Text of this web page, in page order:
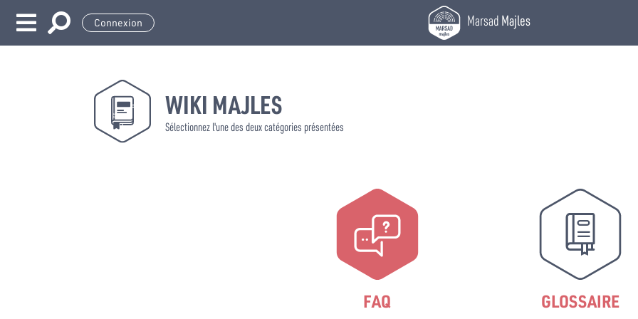
Connexion MarsadMajles
WIKI MAJLES
Sélectionnez l'une des deux catégories présentées
FAQ GLOSSAIRE